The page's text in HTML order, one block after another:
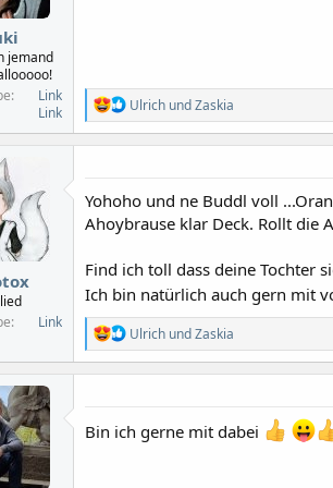
jemand
Link
Link
R
e
a
o
n
n
:
Ulrich undZaskia
Link
Yohoho und ne Buddl voll
Ahoybrause klar Deck. Rollt die
Find ich toll dass deine Tochter
Ich bin natürlich auch gern mit
R
e
a
o
Ulrich undZaskia
Bin ich gerne mit dabei